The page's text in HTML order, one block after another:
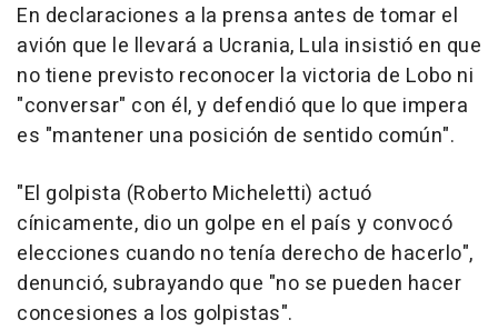
En declaraciones a la prensa antes de tomar el
avión que le llevará a Ucrania, Lula insistió en que
no tiene previsto reconocer la victoria de Lobo ni
"conversar" con él, y defendió que lo que impera
es "mantener una posición de sentido común".
"El golpista (Roberto Micheletti) actuó
cínicamente, dio un golpe en el país y convocó
elecciones cuando no tenía derecho de hacerlo",
denunció, subrayando que "no se pueden hacer
concesiones a los golpistas".